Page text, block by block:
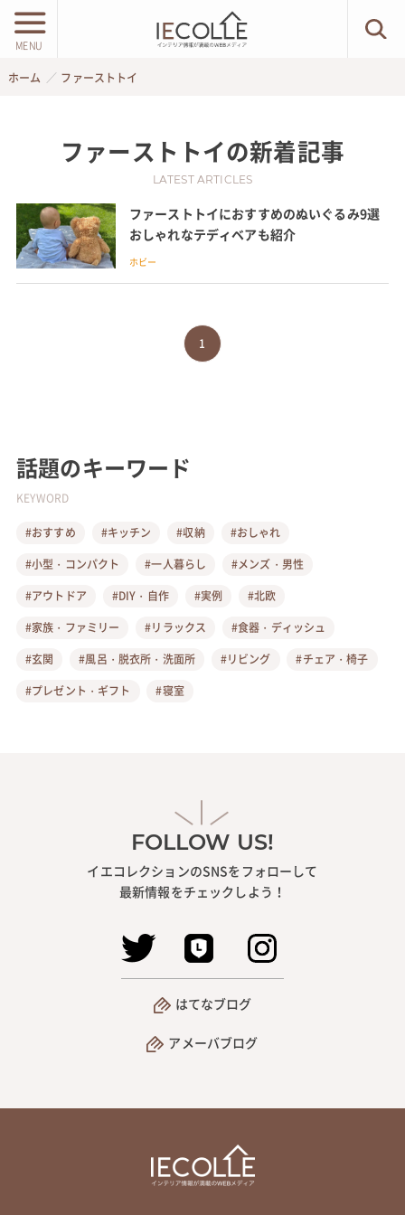
MENU
ホーム ファーストトイ
ファーストトイの新着記事
LATEST ARTICLES
ファーストトイにおすすめのぬいぐるみ9選
おしゃれなテディベアも紹介
ホビー
1
話題のキーワード
KEYWORD
#おすすめ #キッチン #収納
#おしゃれ
#小型・コンパクト
#一人暮らし
#メンズ・男性
#アウトドア
#DIY・自作 #実例
#北欧
#家族・ファミリー
#リラックス
#食器・ディッシュ
#玄関
#風呂・脱衣所・洗面所 #リビング
#チェア・椅子
#プレゼント・ギフト
#寝室
FOLLOW US!
イエコレクションのSNSをフォローして
最新情報をチェックしよう！
はてなブログ
アメーバブログ